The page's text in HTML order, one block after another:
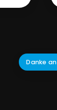
Danke an